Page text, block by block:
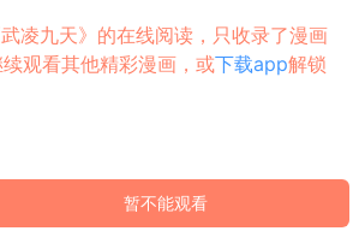
凌九天》的在线阅读，只收录了漫画
观看其他精彩漫画，或下载app解锁
暂不能观看